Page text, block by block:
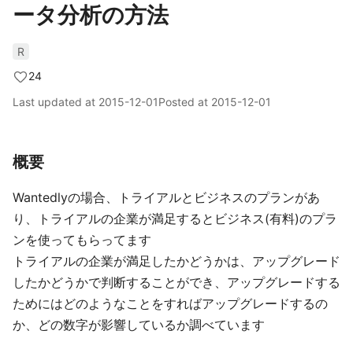
ータ分析の方法
R
24
Last updated at 2015-12-01Posted at 2015-12-01
概要
Wantedlyの場合、トライアルとビジネスのプランがあ
り、トライアルの企業が満足するとビジネス(有料)のプラ
ンを使ってもらってます
トライアルの企業が満足したかどうかは、アップグレード
したかどうかで判断することができ、アップグレードする
ためにはどのようなことをすればアップグレードするの
か、どの数字が影響しているか調べています